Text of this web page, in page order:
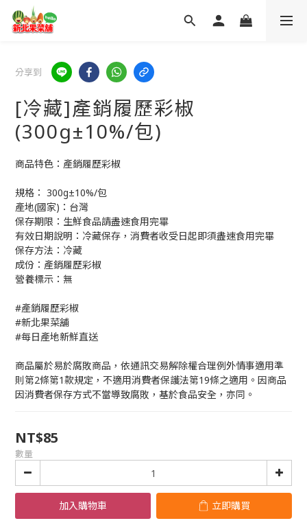
分享到
[冷藏]產銷履歷彩椒
(300g±10%/包)
商品特色：產銷履歷彩椒
規格： 300g±10%/包
產地(國家)：台灣
保存期限：生鮮食品請盡速食用完畢
有效日期說明：冷藏保存，消費者收受日起即須盡速食用完畢
保存方法：冷藏
成份：產銷履歷彩椒
營養標示：無
#產銷履歷彩椒
#新北果菜舖
#每日產地新鮮直送
商品屬於易於腐敗商品，依通訊交易解除權合理例外情事適用準
則第2條第1款規定，不適用消費者保護法第19條之適用。因商品
因消費者保存方式不當導致腐敗，基於食品安全，亦同。
NT$85
數量
加入購物車 立即購買